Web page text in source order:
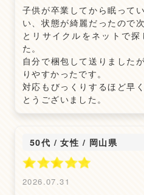
子供が卒業してから眠って
い、状態が綺麗だったので
とリサイクルをネットで
た。
自分で梱包して送りました
りやすかったです。
対応もびっくりするほど早
とうございました。
50代 / 女性 / 岡山県
2026.07.31